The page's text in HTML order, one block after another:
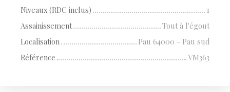
Niveaux (RDC inclus)
1
Assainissement
Tout à l'égout
Localisation
Pau 64000 - Pau sud
Référence
VM363